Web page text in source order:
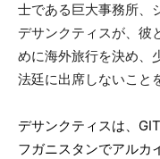
士である巨大事務所、
デサンクティスが、彼
めに海外旅行を決め、
法廷に出席しないこと
デサンクティスは、
フガニスタンでアルカ